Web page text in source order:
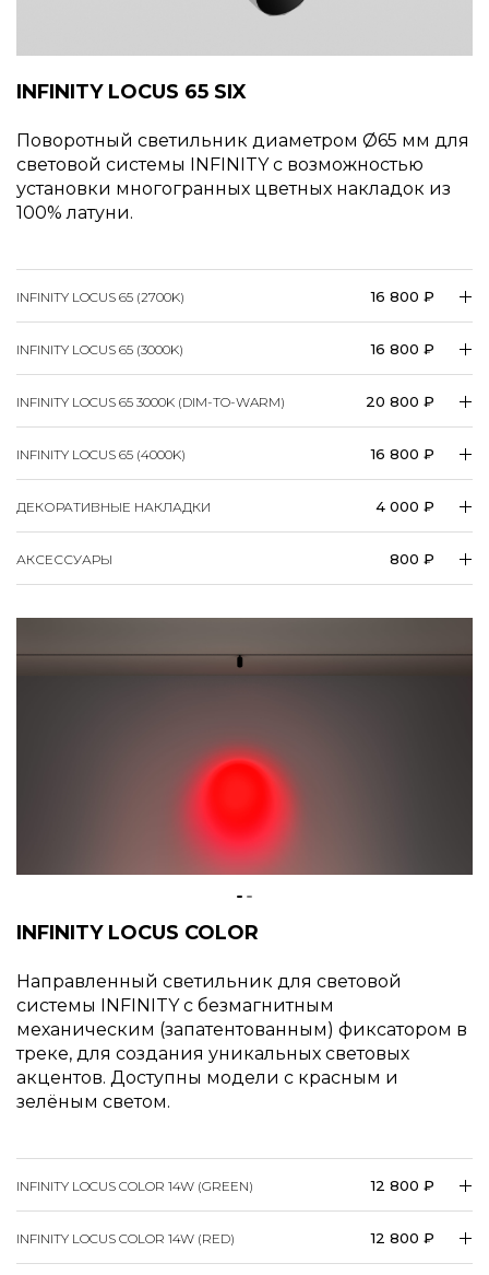
INFINITY LOCUS 65 SIX
Поворотный светильник диаметром
65 мм для
световой системы INFINITY c возможностью
установки многогранных цветных накладок из
100% латуни.
INFINITY LOCUS 65 (2700K) 16 800 ₽
INFINITY LOCUS 65 (3000K) 16 800 ₽
INFINITY LOCUS 65 3000K (DIM-TO-WARM) 20 800 ₽
INFINITY LOCUS 65 (4000K) 16 800 ₽
ДЕКОРАТИВНЫЕ НАКЛАДКИ 4 000 ₽
АКСЕССУАРЫ 800 ₽
INFINITY LOCUS COLOR
Направленный светильник для световой
системы INFINITY c безмагнитным
механическим (запатентованным) фиксатором в
треке, для создания уникальных световых
акцентов. Доступны модели с красным и
зелёным светом.
INFINITY LOCUS COLOR 14W (GREEN) 12 800 ₽
INFINITY LOCUS COLOR 14W (RED) 12 800 ₽